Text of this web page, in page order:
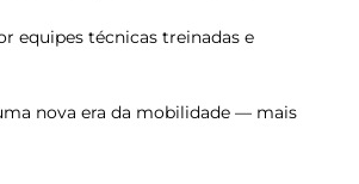
equipes técnicas treinadas e
nova era da mobilidade — mais